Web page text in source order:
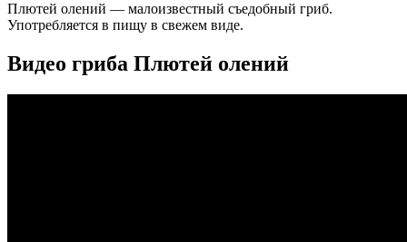
Плютей олений — малоизвестный съедобный гриб.
Употребляется в пищу в свежем виде.
Видео гриба Плютей олений